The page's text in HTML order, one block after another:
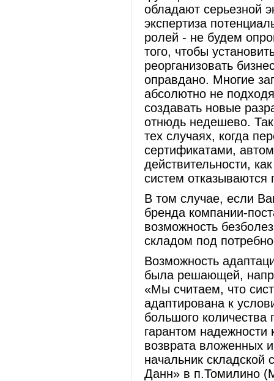
обладают серьезной
экспертиза
ролей - не будем
того, чтобы
реорганизовать
оправдано. Многие
абсолютно не
создавать новые
отнюдь недешево.
тех случаях, когда
сертификатами,
действительности,
систем отказываются
В том случае, если
бренда компании-
возможность
складом под
Возможность
была решающей,
«Мы считаем, что
адаптирована к
большого количества
гарантом
возврата вложенных
начальник
Данн» в п.Томилино